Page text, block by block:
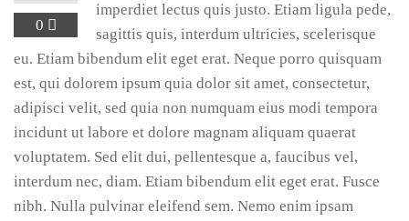
0
imperdiet lectus quis justo. Etiam ligula pede,
sagittis quis, interdum ultricies, scelerisque
eu. Etiam bibendum elit eget erat. Neque porro quisquam
est, qui dolorem ipsum quia dolor sit amet, consectetur,
adipisci velit, sed quia non numquam eius modi tempora
incidunt ut labore et dolore magnam aliquam quaerat
voluptatem. Sed elit dui, pellentesque a, faucibus vel,
interdum nec, diam. Etiam bibendum elit eget erat. Fusce
nibh. Nulla pulvinar eleifend sem. Nemo enim ipsam